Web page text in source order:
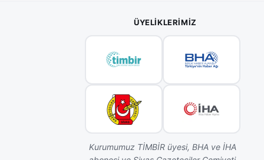
ÜYELIKLERIMIZ
Kurumumuz TİMBİR üyesi, BHA ve İHA